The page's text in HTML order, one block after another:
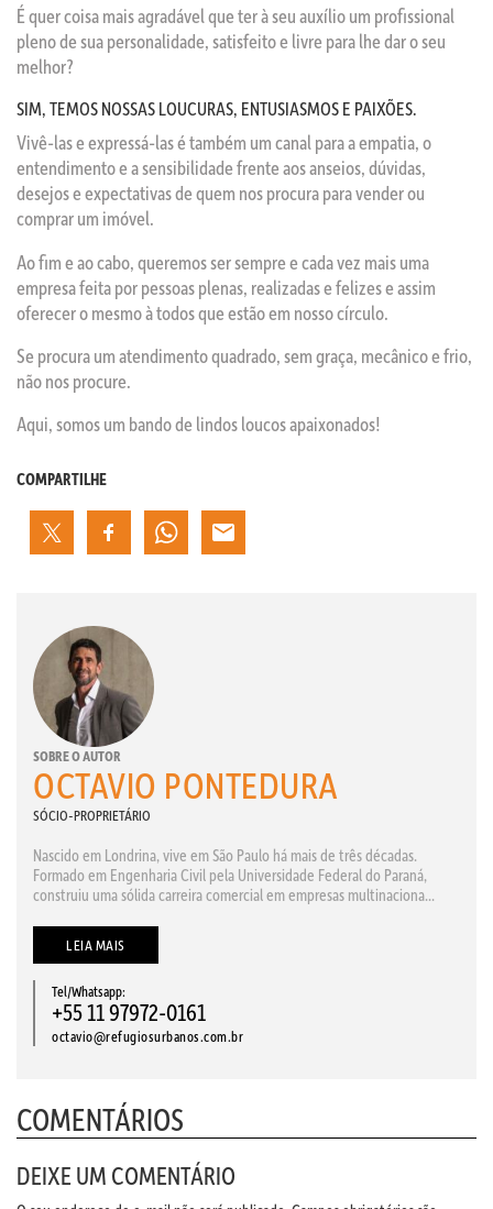
É quer coisa mais agradável que ter à seu auxílio um profissional
pleno de sua personalidade, satisfeito e livre para lhe dar o seu
melhor?
SIM, TEMOS NOSSAS LOUCURAS, ENTUSIASMOS E PAIXÕES.
Vivê-las e expressá-las é também um canal para a empatia, o
entendimento e a sensibilidade frente aos anseios, dúvidas,
desejos e expectativas de quem nos procura para vender ou
comprar um imóvel.
Ao fim e ao cabo, queremos ser sempre e cada vez mais uma
empresa feita por pessoas plenas, realizadas e felizes e assim
oferecer o mesmo à todos que estão em nosso círculo.
Se procura um atendimento quadrado, sem graça, mecânico e frio,
não nos procure.
Aqui, somos um bando de lindos loucos apaixonados!
COMPARTILHE
SOBRE O AUTOR
OCTAVIO PONTEDURA
SÓCIO-PROPRIETÁRIO
Nascido em Londrina, vive em São Paulo há mais de três décadas.
Formado em Engenharia Civil pela Universidade Federal do Paraná,
construiu uma sólida carreira comercial em empresas multinaciona...
LEIA MAIS
Tel/Whatsapp:
+55 11 97972-0161
octavio@refugiosurbanos.com.br
COMENTÁRIOS
DEIXE UM COMENTÁRIO